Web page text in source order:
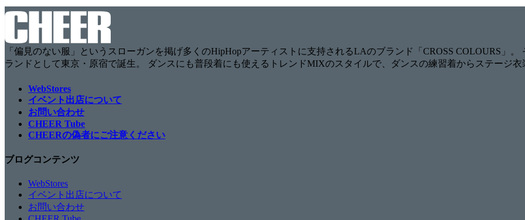
「偏見のない服」というスローガンを掲げ多くのHipHopアーティストに支持されるLAのブランド「CROSS COLOURS」
ランドとして東京・原宿で誕生。 ダンスにも普段着にも使えるトレンドMIXのスタイルで、ダンスの練習着からステージ衣
WebStores
イベント出店について
お問い合わせ
CHEER Tube
CHEERの偽者にご注意ください
ブログコンテンツ
WebStores
イベント出店について
お問い合わせ